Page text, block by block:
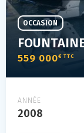
559 000€ TTC
OCCASION
ANNÉE
2008